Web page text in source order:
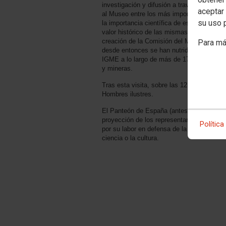
su uso
Para
investigación y difusión a través de
al Museo entre los más importantes de
la importancia científica de estas
valor histórico de las mismas, pues su
creación de la Comisión del Mapa
desde entonces se han nutrido de los
IGME a lo largo de más de 170 años de
y mineras.
Tras esta visita, sobre las 12 horas, nos
Hombres ilustres.
El Panteón de España (antes llamado
proyección de los representantes de la
por su labor en defensa de la
ciencia o la cultura.